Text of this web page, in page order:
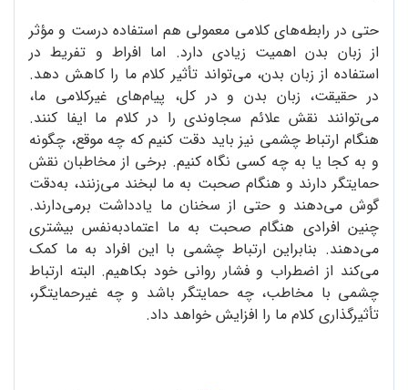
حتی در رابطه‌های کلامی معمولی هم استفاده درست و مؤثر
از زبان بدن اهمیت زیادی دارد. اما افراط و تفریط در
استفاده از زبان بدن، می‌تواند تأثیر کلام ما را کاهش دهد.
در حقیقت، زبان بدن و در کل، پیام‌های غیرکلامی ما،
می‌توانند نقش علائم سجاوندی را در کلام ما ایفا کنند.
هنگام ارتباط چشمی نیز باید دقت کنیم که چه موقع، چگونه
و به کجا یا به چه کسی نگاه کنیم. برخی از مخاطبان نقش
حمایتگر دارند و هنگام صحبت به ما لبخند می‌زنند، به‌دقت
گوش می‌دهند و حتی از سخنان ما یادداشت‌ برمی‌دارند.
چنین افرادی هنگام صحبت به ما اعتمادبه‌نفس بیشتری
می‌دهند. بنابراین ارتباط چشمی با این افراد به ما کمک
می‌کند از اضطراب و فشار روانی خود بکاهیم. البته ارتباط
چشمی با مخاطب، چه حمایتگر باشد و چه غیرحمایتگر،
تأثیرگذاری کلام ما را افزایش خواهد داد.